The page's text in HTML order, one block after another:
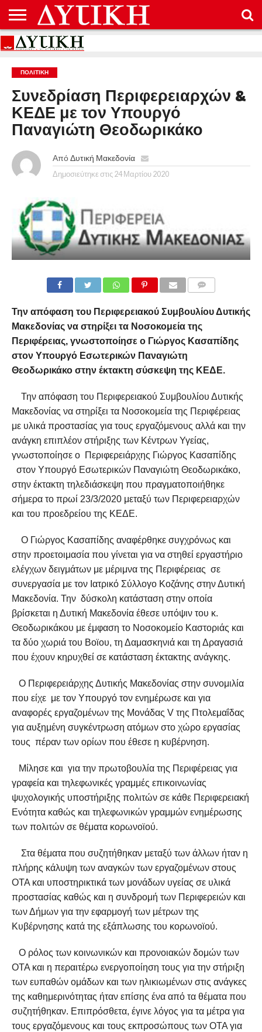
ΑΡΧΙΚΉ
ΕΠΙΚΟΙΝΩΝΊΑ
ΌΡΟΙ
ΠΡΟΣΤΑΣΊΑ
ΔΕΔΟΜΈΝΩΝ
ΠΟΛΙΤΙΚΉ
Συνεδρίαση Περιφερειαρχών &
ΚΕΔΕ με τον Υπουργό
Παναγιώτη Θεοδωρικάκο
Από Δυτική Μακεδονία
Δημοσιεύτηκε στις 24 Μαρτίου 2020
Την απόφαση του Περιφερειακού Συμβουλίου Δυτικής
Μακεδονίας να στηρίξει τα Νοσοκομεία της
Περιφέρειας, γνωστοποίησε ο Γιώργος Κασαπίδης
στον Υπουργό Εσωτερικών Παναγιώτη
Θεοδωρικάκο στην έκτακτη σύσκεψη της ΚΕΔΕ.
Την απόφαση του Περιφερειακού Συμβουλίου Δυτικής
Μακεδονίας να στηρίξει τα Νοσοκομεία της Περιφέρειας
με υλικά προστασίας για τους εργαζόμενους αλλά και την
ανάγκη επιπλέον στήριξης των Κέντρων Υγείας,
γνωστοποίησε ο Περιφερειάρχης Γιώργος Κασαπίδης
στον Υπουργό Εσωτερικών Παναγιώτη Θεοδωρικάκο,
στην έκτακτη τηλεδιάσκεψη που πραγματοποιήθηκε
σήμερα το πρωί 23/3/2020 μεταξύ των Περιφερειαρχών
και του προεδρείου της ΚΕΔΕ.
Ο Γιώργος Κασαπίδης αναφέρθηκε συγχρόνως και
στην προετοιμασία που γίνεται για να στηθεί εργαστήριο
ελέγχων δειγμάτων με μέριμνα της Περιφέρειας σε
συνεργασία με τον Ιατρικό Σύλλογο Κοζάνης στην Δυτική
Μακεδονία. Την δύσκολη κατάσταση στην οποία
βρίσκεται η Δυτική Μακεδονία έθεσε υπόψιν του κ.
Θεοδωρικάκου με έμφαση το Νοσοκομείο Καστοριάς και
τα δύο χωριά του Βοϊου, τη Δαμασκηνιά και τη Δραγασιά
που έχουν κηρυχθεί σε κατάσταση έκτακτης ανάγκης.
Ο Περιφερειάρχης Δυτικής Μακεδονίας στην συνομιλία
που είχε με τον Υπουργό τον ενημέρωσε και για
αναφορές εργαζομένων της Μονάδας V της Πτολεμαΐδας
για αυξημένη συγκέντρωση ατόμων στο χώρο εργασίας
τους πέραν των ορίων που έθεσε η κυβέρνηση.
Μίλησε και για την πρωτοβουλία της Περιφέρειας για
γραφεία και τηλεφωνικές γραμμές επικοινωνίας
ψυχολογικής υποστήριξης πολιτών σε κάθε Περιφερειακή
Ενότητα καθώς και τηλεφωνικών γραμμών ενημέρωσης
των πολιτών σε θέματα κορωνοϊού.
Στα θέματα που συζητήθηκαν μεταξύ των άλλων ήταν η
πλήρης κάλυψη των αναγκών των εργαζομένων στους
ΟΤΑ και υποστηρικτικά των μονάδων υγείας σε υλικά
προστασίας καθώς και η συνδρομή των Περιφερειών και
των Δήμων για την εφαρμογή των μέτρων της
Κυβέρνησης κατά της εξάπλωσης του κορωνοϊού.
Ο ρόλος των κοινωνικών και προνοιακών δομών των
ΟΤΑ και η περαιτέρω ενεργοποίηση τους για την στήριξη
των ευπαθών ομάδων και των ηλικιωμένων στις ανάγκες
της καθημερινότητας ήταν επίσης ένα από τα θέματα που
συζητήθηκαν. Επιπρόσθετα, έγινε λόγος για τα μέτρα για
τους εργαζόμενους και τους εκπροσώπους των ΟΤΑ για